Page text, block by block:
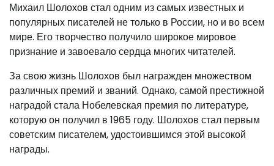
Михаил Шолохов стал одним из самых известных и
популярных писателей не только в России, но и во всем
мире. Его творчество получило широкое мировое
признание и завоевало сердца многих читателей.
За свою жизнь Шолохов был награжден множеством
различных премий и званий. Однако, самой престижной
наградой стала Нобелевская премия по литературе,
которую он получил в 1965 году. Шолохов стал первым
советским писателем, удостоившимся этой высокой
награды.